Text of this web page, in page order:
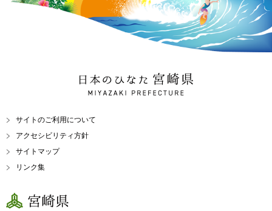
日本のひなた 宮崎県
MIYAZAKI PREFECTURE
サイトのご利用について
アクセシビリティ方針
サイトマップ
リンク集
宮崎県